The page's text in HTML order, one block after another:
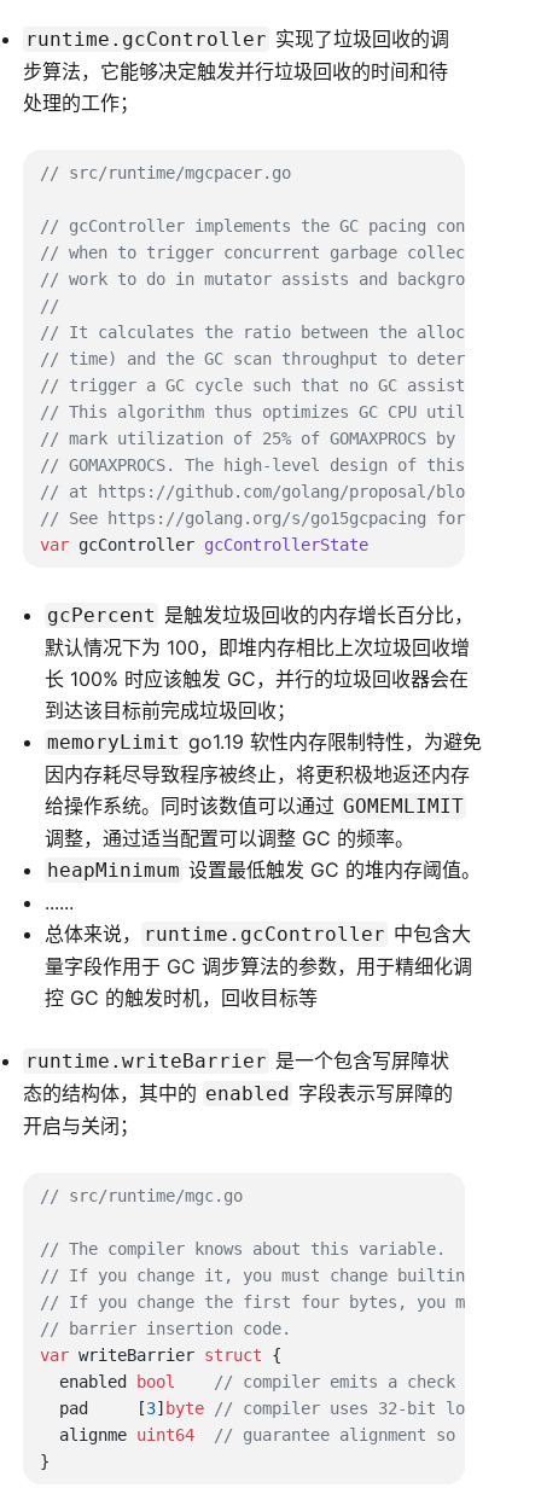
runtime.gcController 实现了垃圾回收的调
步算法，它能够决定触发并行垃圾回收的时间和待
处理的工作；
// src/runtime/mgcpacer.go
var gcController gcControllerState
gcPercent 是触发垃圾回收的内存增长百分比，
默认情况下为 100，即堆内存相比上次垃圾回收增
长 100% 时应该触发 GC，并行的垃圾回收器会在
到达该目标前完成垃圾回收；
memoryLimit go1.19 软性内存限制特性，为避免
因内存耗尽导致程序被终止，将更积极地返还内存
给操作系统。同时该数值可以通过 GOMEMLIMIT
调整，通过适当配置可以调整 GC 的频率。
heapMinimum 设置最低触发 GC 的堆内存阈值。
......
总体来说，
runtime.gcController 中包含大
量字段作用于 GC 调步算法的参数，用于精细化调
控 GC 的触发时机，回收目标等
runtime.writeBarrier 是一个包含写屏障状
态的结构体，其中的 enabled 字段表示写屏障的
开启与关闭；
// src/runtime/mgc.go
var writeBarrier struct
  enabled
bool
  pad     [
3] byte
  alignme
uint64